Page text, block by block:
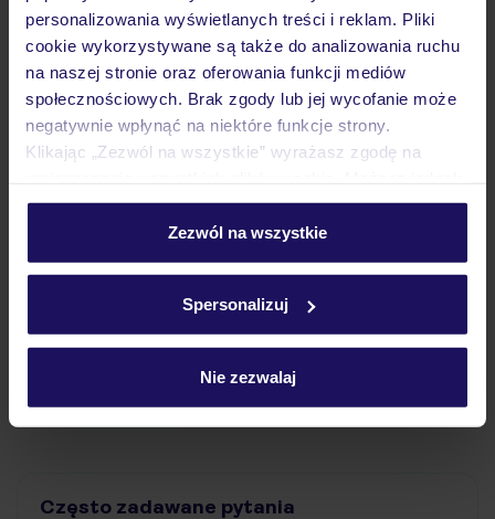
personalizowania wyświetlanych treści i reklam. Pliki
cookie wykorzystywane są także do analizowania ruchu
na naszej stronie oraz oferowania funkcji mediów
społecznościowych. Brak zgody lub jej wycofanie może
negatywnie wpłynąć na niektóre funkcje strony.
Klikając „Zezwól na wszystkie” wyrażasz zgodę na
personalizować swój wybór wchodząc w zakładkę
Szczegółowe informacje o plikach cookie znajdziesz
Zezwól na wszystkie
Spersonalizuj
Nie zezwalaj
Opinie
Pokoje
Atrakcje
Ważne informacje
Często zadawane pytania